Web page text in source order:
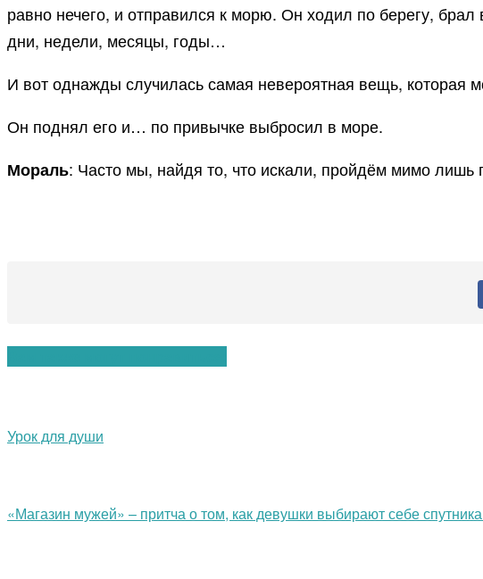
равно нечего, и отправился к морю. Он ходил по берегу,
дни, недели, месяцы, годы…
И вот однажды случилась самая невероятная вещь, которая
Он поднял его и… по привычке выбросил в море.
Мораль: Часто мы, найдя то, что искали, пройдём мимо лишь
Урок для души
«Магазин мужей» – притча о том, как девушки выбирают себе